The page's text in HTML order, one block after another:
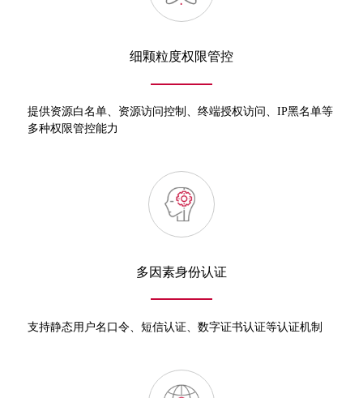
细颗粒度权限管控
提供资源白名单、资源访问控制、终端授权访问、IP黑名单等
多种权限管控能力
多因素身份认证
支持静态用户名口令、短信认证、数字证书认证等认证机制